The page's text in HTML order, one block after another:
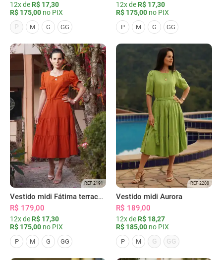
12x de R$ 17,30
R$ 175,00 no PIX
P
M G GG
12x de R$ 17,30
R$ 175,00 no PIX
P M G GG
REF 2191
Vestido midi Fátima terracota
R$ 179,00
12x de R$ 17,30
R$ 175,00 no PIX
P M G GG
REF 2208
Vestido midi Aurora
R$ 189,00
12x de R$ 18,27
R$ 185,00 no PIX
P M G GG